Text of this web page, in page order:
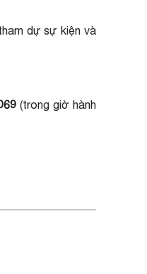
dự sự kiện và
(trong giờ hành